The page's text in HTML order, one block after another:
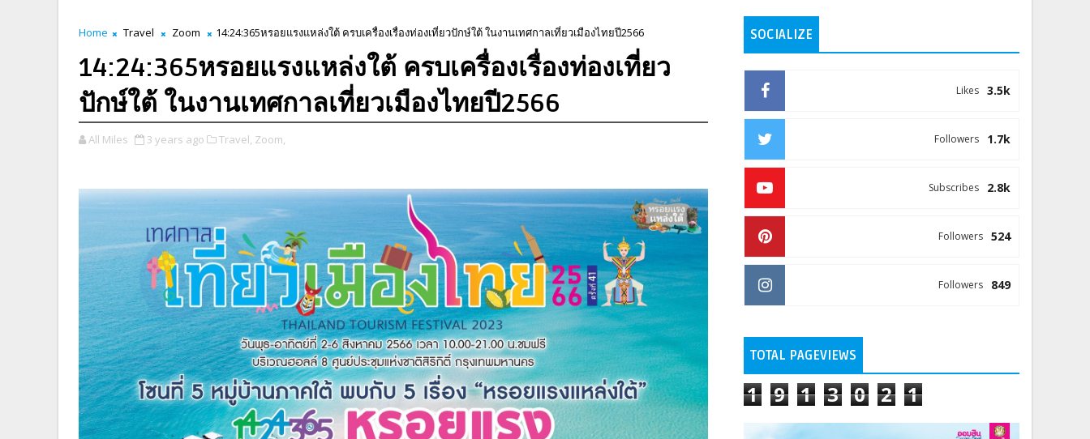
Home Travel Zoom 14:24:365หรอยแรงแหล่งใต้ ครบเครื่องเรื่องท่องเที่ยวปักษ์ใต้ ในงานเทศกาลเที่ยวเมืองไทยปี2566
14:24:365หรอยแรงแหล่งใต้ ครบเครื่องเรื่องท่องเที่ยว
ปักษ์ใต้ ในงานเทศกาลเที่ยวเมืองไทยปี2566
All Miles 3 years ago Travel, Zoom,
SOCIALIZE
3.5k
Likes
1.7k
Followers
2.8k
Subscribes
524
Followers
849
Followers
TOTAL PAGEVIEWS
1 9 1 3 0 2 1